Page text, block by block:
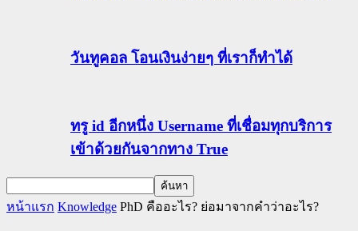
วันทูคอล โอนเงินง่ายๆ ที่เราก็ทำได้
ทรู id อีกหนึ่ง Username ที่เชื่อมทุกบริการ
เข้าด้วยกันจากทาง True
หน้าแรก Knowledge PhD คืออะไร? ย่อมาจากคำว่าอะไร?